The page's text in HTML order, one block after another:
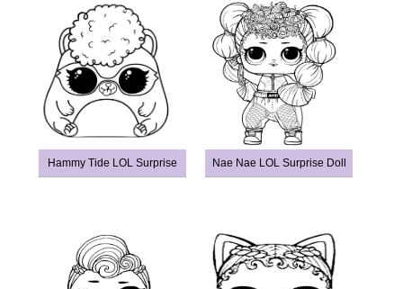
Hammy Tide LOL Surprise Nae Nae LOL Surprise Doll